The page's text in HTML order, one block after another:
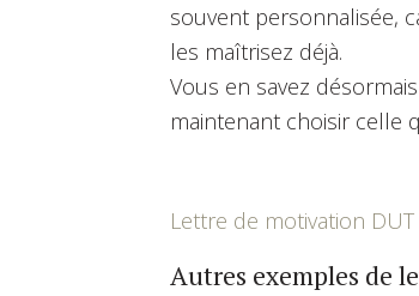
souvent personnalisée,
les maîtrisez déjà.
Vous en savez
maintenant choisir celle
Lettre de motivation
Autres exemples de